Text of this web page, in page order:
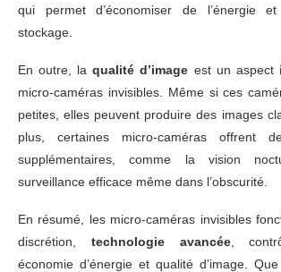
qui permet d’économiser de l’énergie
stockage.
En outre, laqualité d’image est un aspect
micro-caméras invisibles. Même si ces
petites, elles peuvent produire des images
plus, certaines micro-caméras offrent
supplémentaires, comme la vision
surveillance efficace même dans l’obscurité.
En résumé, les micro-caméras invisibles
discrétion, technologie avancée,
économie d’énergie et qualité d’image.